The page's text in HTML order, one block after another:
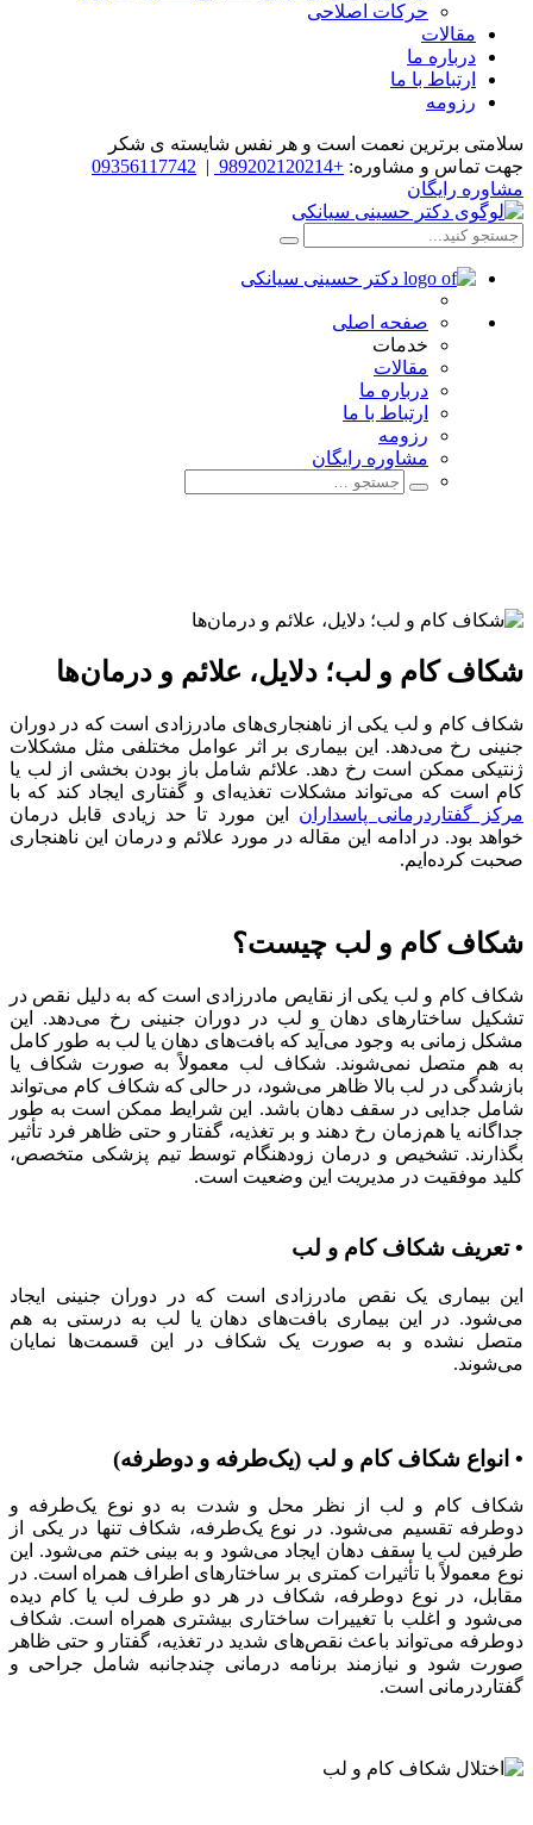
حرکات اصلاحی
مقالات
درباره ما
ارتباط با ما
رزومه
سلامتی برترین نعمت است و هر نفس شایسته­ ی شکر
جهت تماس و مشاوره: +989202120214
|
09356117742
مشاوره رایگان
صفحه اصلی
خدمات
مقالات
درباره ما
ارتباط با ما
رزومه
مشاوره رایگان
شکاف کام و لب؛ دلایل، علائم و درمان‌ها
شکاف کام و لب یکی از ناهنجاری‌های مادرزادی است که در دوران
جنینی رخ می‌دهد. این بیماری بر اثر عوامل مختلفی مثل مشکلات
ژنتیکی ممکن است رخ دهد. علائم شامل باز بودن بخشی از لب یا
کام است که می‌تواند مشکلات تغذیه‌ای و گفتاری ایجاد کند که با
مرکز گفتاردرمانی پاسداران این مورد تا حد زیادی قابل درمان
خواهد بود. در ادامه این مقاله در مورد علائم و درمان این ناهنجاری
صحبت کرده‌ایم.
شکاف کام و لب چیست؟
شکاف کام و لب یکی از نقایص مادرزادی است که به دلیل نقص در
تشکیل ساختارهای دهان و لب در دوران جنینی رخ می‌دهد. این
مشکل زمانی به وجود می‌آید که بافت‌های دهان یا لب به طور کامل
به هم متصل نمی‌شوند. شکاف لب معمولاً به صورت شکاف یا
بازشدگی در لب بالا ظاهر می‌شود، در حالی که شکاف کام می‌تواند
شامل جدایی در سقف دهان باشد. این شرایط ممکن است به طور
جداگانه یا هم‌زمان رخ دهند و بر تغذیه، گفتار و حتی ظاهر فرد تأثیر
بگذارند. تشخیص و درمان زودهنگام توسط تیم پزشکی متخصص،
کلید موفقیت در مدیریت این وضعیت است.
• تعریف شکاف کام و لب
این بیماری یک نقص مادرزادی است که در دوران جنینی ایجاد
می‌شود. در این بیماری بافت‌های دهان یا لب به درستی به هم
متصل نشده و به صورت یک شکاف در این قسمت‌ها نمایان
می‌شوند.
• انواع شکاف کام و لب (یک‌طرفه و دو‌طرفه)
شکاف کام و لب از نظر محل و شدت به دو نوع یک‌طرفه و
دوطرفه تقسیم می‌شود. در نوع یک‌طرفه، شکاف تنها در یکی از
طرفین لب یا سقف دهان ایجاد می‌شود و به بینی ختم می‌شود. این
نوع معمولاً با تأثیرات کمتری بر ساختارهای اطراف همراه است. در
مقابل، در نوع دوطرفه، شکاف در هر دو طرف لب یا کام دیده
می‌شود و اغلب با تغییرات ساختاری بیشتری همراه است. شکاف
دوطرفه می‌تواند باعث نقص‌های شدید در تغذیه، گفتار و حتی ظاهر
صورت شود و نیازمند برنامه درمانی چندجانبه شامل جراحی و
گفتاردرمانی است.